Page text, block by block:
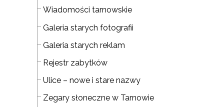
Wiadomości tarnowskie
Galeria starych fotografii
Galeria starych reklam
Rejestr zabytków
Ulice – nowe i stare nazwy
Zegary słoneczne w Tarnowie